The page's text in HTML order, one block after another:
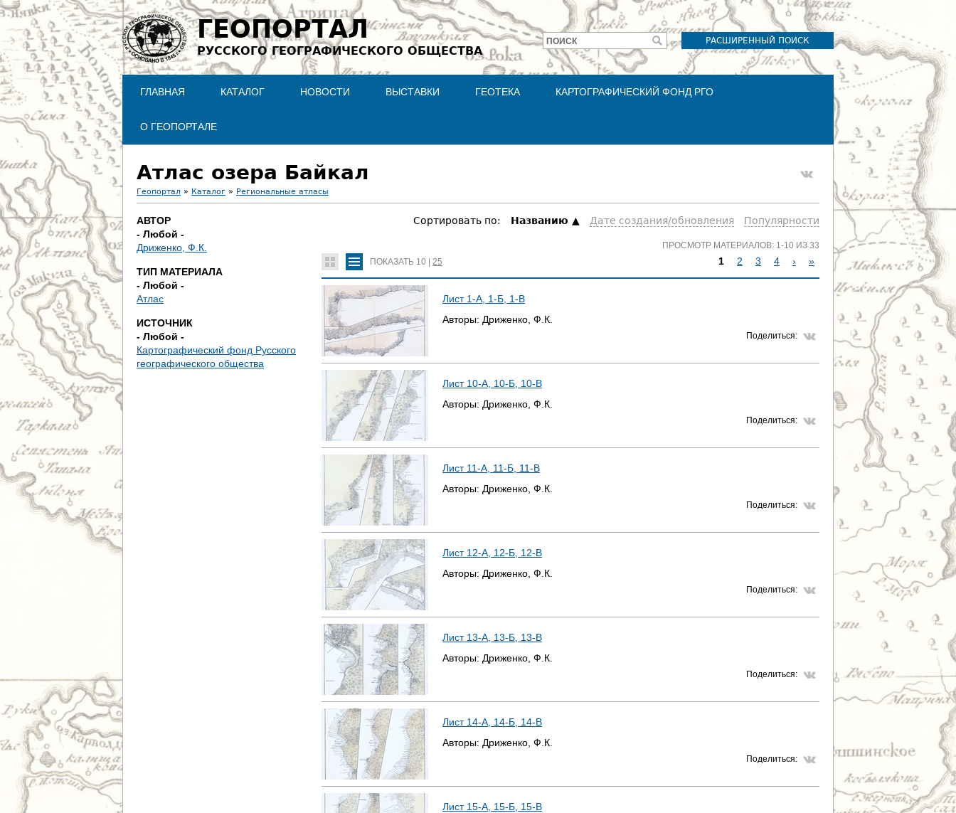
Jump to navigation
ГЕОПОРТАЛ
РУССКОГО ГЕОГРАФИЧЕСКОГО ОБЩЕСТВА
РАСШИРЕННЫЙ ПОИСК
Форма
поиска
ПОИСК
ГЛАВНАЯ КАТАЛОГ НОВОСТИ ВЫСТАВКИ ГЕОТЕКА КАРТОГРАФИЧЕСКИЙ ФОНД РГО
О ГЕОПОРТАЛЕ
Атлас озера Байкал
В
ы
з
д
е
с
Геопортал » Каталог » Региональные атласы
АВТОР
- Любой -
Дриженко, Ф.К.
ТИП МАТЕРИАЛА
- Любой -
Атлас
ИСТОЧНИК
- Любой -
Картографический фонд Русского
географического общества
Сортировать по: Hазванию Дате создания/обновления Популярности
ПОКАЗАТЬ 10 25
ПРОСМОТР МАТЕРИАЛОВ: 1-10 ИЗ 33
С
А
Ц
1 2 3 4 › »
Лист 1-А, 1-Б, 1-В
Авторы: Дриженко, Ф.К.
Поделиться:
Лист 10-А, 10-Б, 10-В
Авторы: Дриженко, Ф.К.
Поделиться:
Лист 11-А, 11-Б, 11-В
Авторы: Дриженко, Ф.К.
Поделиться:
Лист 12-А, 12-Б, 12-В
Авторы: Дриженко, Ф.К.
Поделиться:
Лист 13-А, 13-Б, 13-В
Авторы: Дриженко, Ф.К.
Поделиться:
Лист 14-А, 14-Б, 14-В
Авторы: Дриженко, Ф.К.
Поделиться:
Лист 15-А, 15-Б, 15-В